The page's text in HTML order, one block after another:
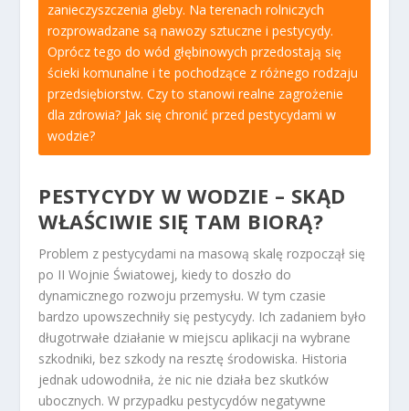
zanieczyszczenia gleby. Na terenach rolniczych
rozprowadzane są nawozy sztuczne i pestycydy.
Oprócz tego do wód głębinowych przedostają się
ścieki komunalne i te pochodzące z różnego rodzaju
przedsiębiorstw. Czy to stanowi realne zagrożenie
dla zdrowia? Jak się chronić przed pestycydami w
wodzie?
PESTYCYDY W WODZIE – SKĄD
WŁAŚCIWIE SIĘ TAM BIORĄ?
Problem z pestycydami na masową skalę rozpoczął się
po II Wojnie Światowej, kiedy to doszło do
dynamicznego rozwoju przemysłu. W tym czasie
bardzo upowszechniły się pestycydy. Ich zadaniem było
długotrwałe działanie w miejscu aplikacji na wybrane
szkodniki, bez szkody na resztę środowiska. Historia
jednak udowodniła, że nic nie działa bez skutków
ubocznych. W przypadku pestycydów negatywne